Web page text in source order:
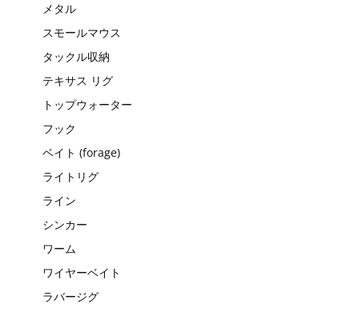
メタル
スモールマウス
タックル収納
テキサス リグ
トップウォーター
フック
ベイト (forage)
ライトリグ
ライン
シンカー
ワーム
ワイヤーベイト
ラバージグ